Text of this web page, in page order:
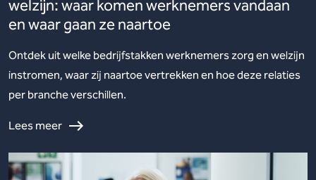
welzijn: waar komen werknemers vandaan
en waar gaan ze naartoe
Ontdek uit welke bedrijfstakken werknemers zorg en welzijn
instromen, waar zij naartoe vertrekken en hoe deze relaties
per branche verschillen.
Lees meer